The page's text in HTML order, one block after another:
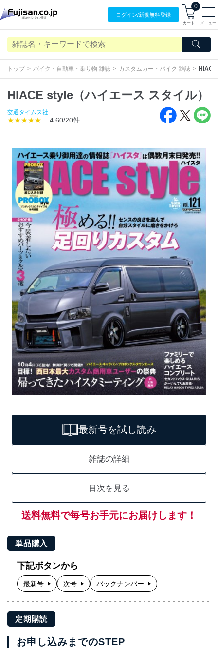
ログイン/新規無料登録
0
カート メニュー
トップ バイク・自動車・乗り物 雑誌 カスタムカー・バイク 雑誌
HIACE style（ハイエース スタイル）
交通タイムス社
★★★★★ 4.60/20件
最新号を試し読み
雑誌の詳細
目次を見る
送料無料で毎号お手元にお届けします！
単品購入
下記ボタンから
最新号 次号 バックナンバー
定期購読
お申し込みまでのSTEP